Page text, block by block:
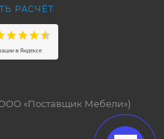
РАСЧЁТ
«Поставщик Мебели»)